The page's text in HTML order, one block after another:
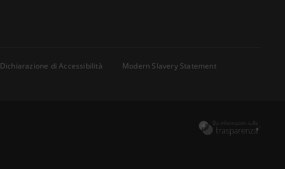
Dichiarazione di Accessibilità
Modern Slavery Statement